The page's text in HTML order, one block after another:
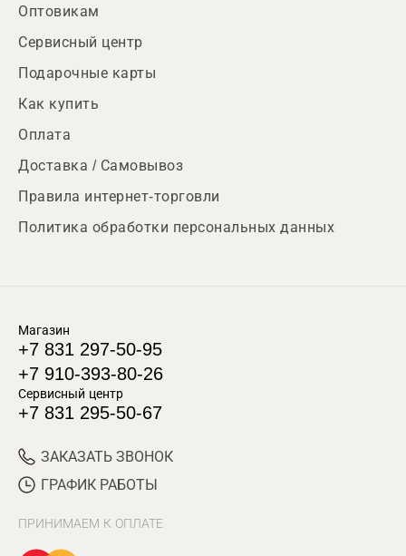
Оптовикам
Сервисный центр
Подарочные карты
Как купить
Оплата
Доставка / Самовывоз
Правила интернет-торговли
Политика обработки персональных данных
Магазин
+7 831 297-50-95
+7 910-393-80-26
Сервисный центр
+7 831 295-50-67
ЗАКАЗАТЬ ЗВОНОК
ГРАФИК РАБОТЫ
ПРИНИМАЕМ К ОПЛАТЕ